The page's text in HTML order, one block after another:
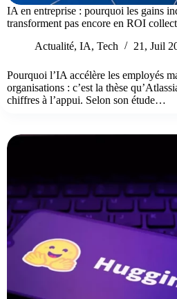
IA en entreprise : pourquoi les gains
transforment pas encore en ROI
Actualité, IA, Tech 21, Juil
Pourquoi l’IA accélère les employés
organisations : c’est la thèse
chiffres à l’appui. Selon son étude…